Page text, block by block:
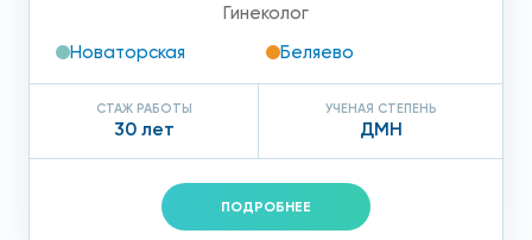
Узнавайте, сколько стоит скретчинг, и записывайтесь на
прием к врачу по телефону или через форму обратной
Гинеколог
Новаторская
Беляево
СТАЖ РАБОТЫ
30 лет
УЧЕНАЯ СТЕПЕНЬ
ДМН
ПОДРОБНЕЕ